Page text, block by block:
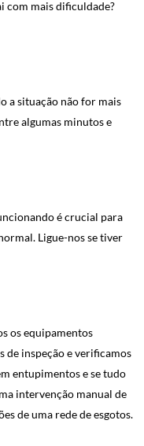
com mais dificuldade?
a situação não for mais
algumas minutos e
é crucial para
Ligue-nos se tiver
os equipamentos
de inspeção e verificamos
entupimentos e se tudo
intervenção manual de
de uma rede de esgotos.